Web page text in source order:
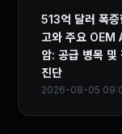
513억 달러 폭
고와 주요 OEM
암: 공급 병목 및
진단
2026-08-05